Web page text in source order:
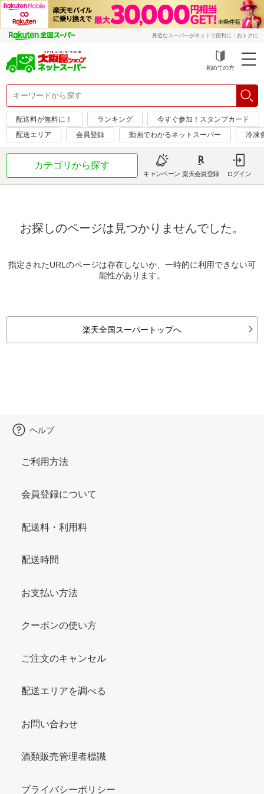
身近なスーパーがネットで便利に・おトクに
初めての方
配送料が無料に！ ランキング
今すぐ参加！スタンプカード
配送エリア
会員登録 動画でわかるネットスーパー 冷凍
カテゴリから探す
キャンペーン 楽天会員登録 ログイン
お探しのページは見つかりませんでした。
指定されたURLのページは存在しないか、一時的に利用できない可
能性があります。
楽天全国スーパートップへ
ヘルプ
ご利用方法
会員登録について
配送料・利用料
配送時間
お支払い方法
クーポンの使い方
ご注文のキャンセル
配送エリアを調べる
お問い合わせ
酒類販売管理者標識
プライバシーポリシー